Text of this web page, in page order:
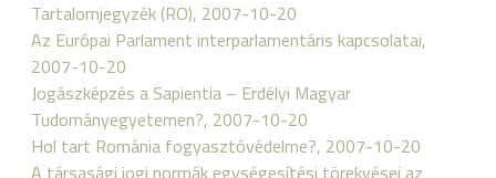
Tartalomjegyzék (RO), 2007-10-20
Az Európai Parlament interparlamentáris kapcsolatai,
2007-10-20
Jogászképzés a Sapientia – Erdélyi Magyar
Tudományegyetemen?, 2007-10-20
Hol tart Románia fogyasztóvédelme?, 2007-10-20
A társasági jogi normák egységesítési törekvései az